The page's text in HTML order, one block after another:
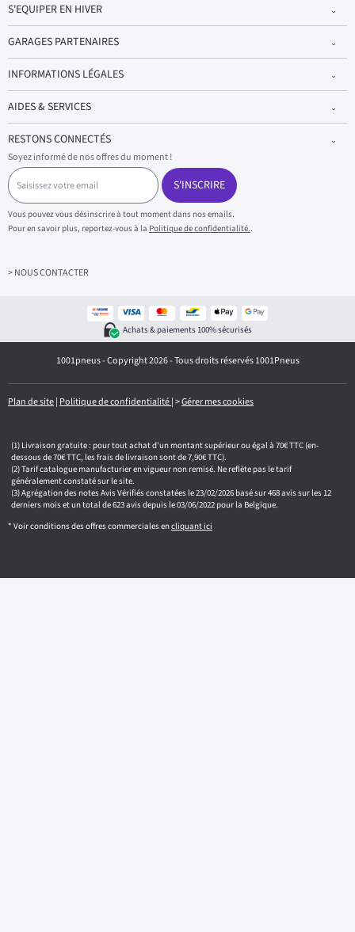
S'EQUIPER EN HIVER
GARAGES PARTENAIRES
INFORMATIONS LÉGALES
AIDES & SERVICES
RESTONS CONNECTÉS
Soyez informé de nos offres du moment !
S
a
i
s
i
s
z
i
l
S'INSCRIRE
Vous pouvez vous désinscrire à tout moment dans nos emails.
Pour en savoir plus, reportez-vous à la Politique de confidentialité..
> NOUS CONTACTER
Achats & paiements 100% sécurisés
1001pneus - Copyright 2026 - Tous droits réservés 1001Pneus
Plan de site|Politique de confidentialité|>Gérer mes cookies
Livraison gratuite : pour tout achat d'un montant supérieur ou égal à 70€ TTC (en-
dessous de 70€ TTC, les frais de livraison sont de 7,90€ TTC).
Tarif catalogue manufacturier en vigueur non remisé. Ne reflète pas le tarif
généralement constaté sur le site.
Agrégation des notes Avis Vérifiés constatées le 23/02/2026 basé sur 468 avis sur les 12
derniers mois et un total de 623 avis depuis le 03/06/2022 pour la Belgique.
* Voir conditions des offres commerciales encliquant ici